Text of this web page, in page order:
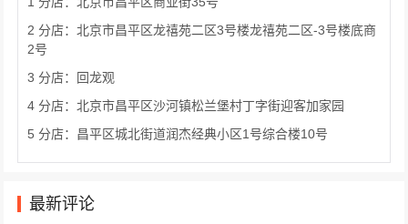
2 分店：北京市昌平区龙禧苑二区3号楼龙禧苑二区-3号楼底商
2号
3 分店：回龙观
4 分店：北京市昌平区沙河镇松兰堡村丁字街迎客加家园
5 分店：昌平区城北街道润杰经典小区1号综合楼10号
最新评论